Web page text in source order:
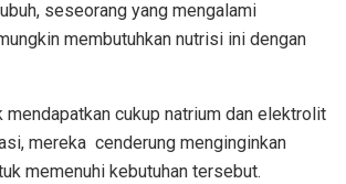
seseorang yang mengalami
membutuhkan nutrisi ini dengan
cukup natrium dan elektrolit
mereka cenderung menginginkan
memenuhi kebutuhan tersebut.